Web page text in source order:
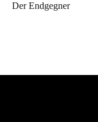
Der Endgegner